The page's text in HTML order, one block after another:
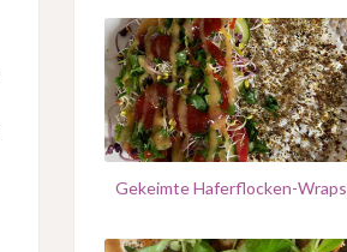
Gekeimte Haferflocken-Wraps